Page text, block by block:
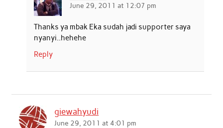
June 29, 2011 at 12:07 pm
Thanks ya mbak Eka sudah jadi supporter saya
nyanyi..hehehe
Reply
giewahyudi
June 29, 2011 at 4:01 pm